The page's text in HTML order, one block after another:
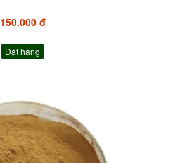
150.000 đ
Đặt hàng